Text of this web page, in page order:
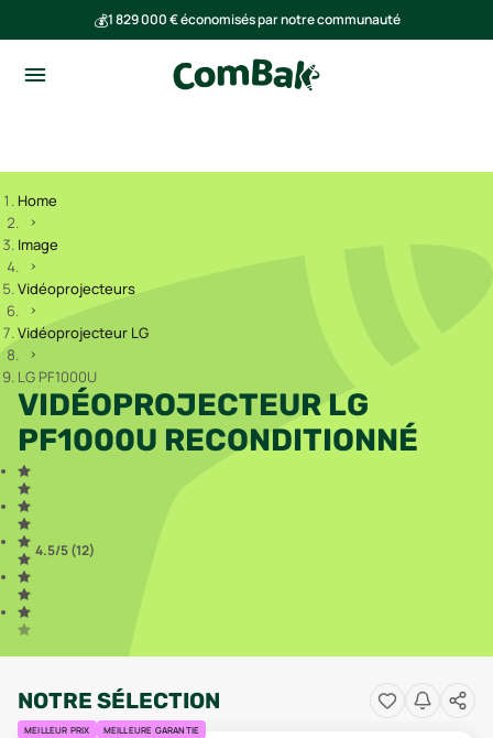
💰1 829 000 € économisés par notre communauté
Home
Image
Vidéoprojecteurs
Vidéoprojecteur LG
LG PF1000U
VIDÉOPROJECTEUR LG
PF1000U RECONDITIONNÉ
4.5/5 (12)
NOTRE SÉLECTION
MEILLEUR PRIX MEILLEURE GARANTIE